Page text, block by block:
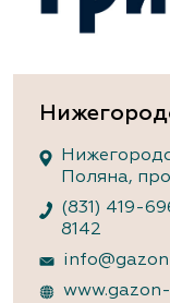
Поляна,
(831) 419-
8142